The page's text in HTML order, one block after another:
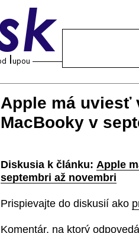
Apple má uviesť
MacBooky v
Diskusia k článku: Apple
septembri až novembri
Prispievajte do diskusií ako
Komentár, na ktorý